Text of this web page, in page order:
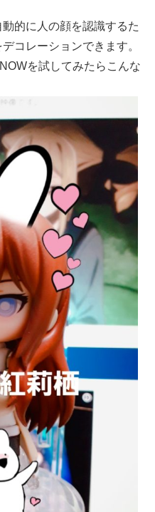
的に人の顔を認識するた
コレーションできます。
を試してみたらこんな